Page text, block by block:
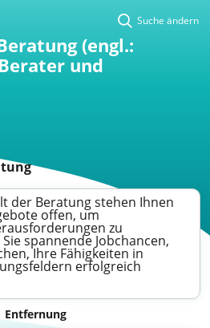
Suche ändern
(engl.:
und
der Beratung stehen Ihnen
offen, um
zu
spannende Jobchancen,
Ihre Fähigkeiten in
erfolgreich
Entfernung